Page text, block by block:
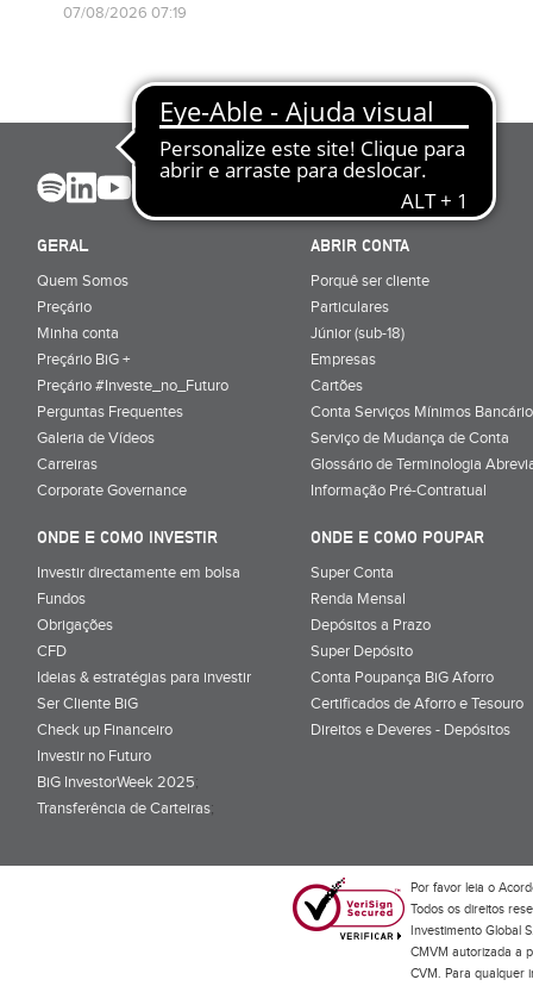
07/08/2026 07:19
GERAL
Quem Somos
Preçário
Minha conta
Preçário BiG +
Preçário #Investe_no_Futuro
Perguntas Frequentes
Galeria de Vídeos
Carreiras
Corporate Governance
ABRIR CONTA
Porquê ser cliente
Particulares
Júnior (sub-18)
Empresas
Cartões
Conta Serviços Mínimos
Serviço de Mudança de Conta
Glossário de Terminologia
Informação Pré-Contratual
ONDE E COMO INVESTIR
Investir directamente em bolsa
Fundos
Obrigações
CFD
Ideias & estratégias para investir
Ser Cliente BiG
Check up Financeiro
Investir no Futuro
BiG InvestorWeek 2025;
Transferência de Carteiras;
ONDE E COMO POUPAR
Super Conta
Renda Mensal
Depósitos a Prazo
Super Depósito
Conta Poupança BiG Aforro
Certificados de Aforro e Tesouro
Direitos e Deveres - Depósitos
Por favor leia o
Todos os direitos
Investimento Global
CMVM autorizada a
CVM. Para qualquer